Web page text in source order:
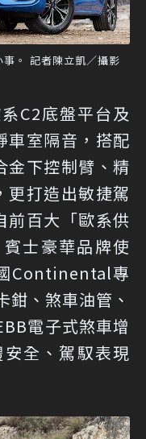
。 記者陳立凱／攝影
C2底盤平台及
車室隔音，搭配
金下控制臂、精
更打造出敏捷駕
前百大「歐系供
士豪華品牌使
Continental專
鉗、煞車油管、
電子式煞車增
全、駕馭表現